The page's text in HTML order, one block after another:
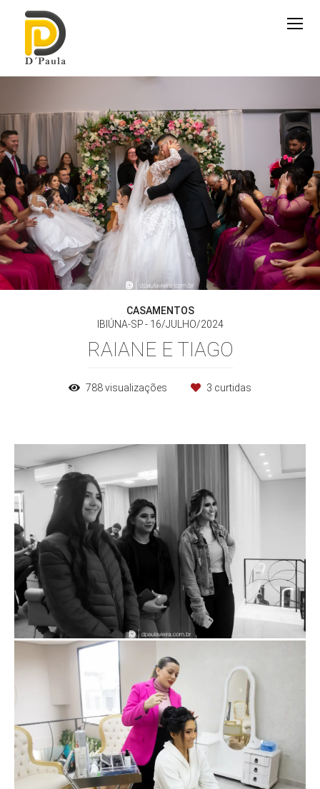
CASAMENTOS
IBIÚNA-SP
16/JULHO/2024
RAIANE E TIAGO
788visualizações 3 curtidas